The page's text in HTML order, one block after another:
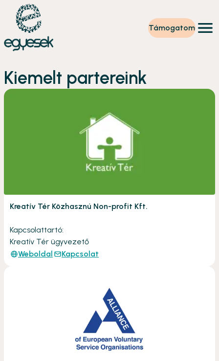
Támogatom
Önkéntesség
Szintet lépek
Kiemelt partereink
Kreatív Tér Közhasznú Non-profit Kft.
Kapcsolattartó:
Kreatív Tér ügyvezető
Weboldal
Kapcsolat